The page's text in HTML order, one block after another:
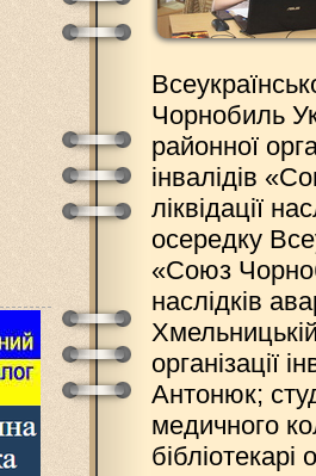
Чорнобиль
районної
інвалідів
ліквідації
осередку
«Cоюз
наслідків
Хмельницькій
організації
Антонюк;
медичного
бібліотекарі